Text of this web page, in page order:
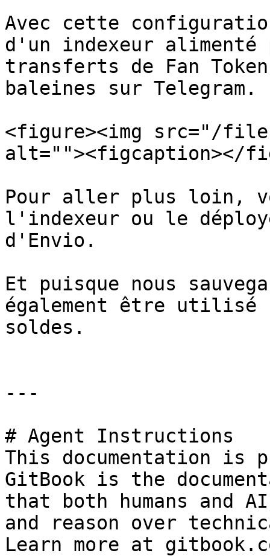
Avec cette
d'un indexeur
transferts de Fan
baleines sur Telegram.
<figure><img src="/files/
alt=""><figcaption></
Pour aller plus loin,
l'indexeur ou le
d'Envio.
Et puisque nous
également être utilisé
soldes.
---
# Agent Instructions
This documentation is
GitBook is the
that both humans and
and reason over
Learn more at